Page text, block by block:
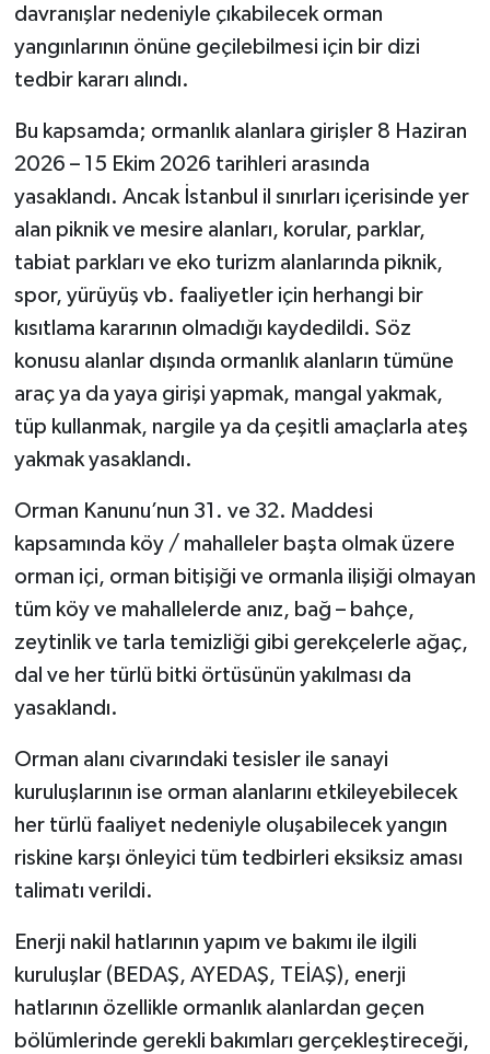
davranışlar nedeniyle çıkabilecek orman
yangınlarının önüne geçilebilmesi için bir dizi
tedbir kararı alındı.
Bu kapsamda; ormanlık alanlara girişler 8 Haziran
2026 – 15 Ekim 2026 tarihleri arasında
yasaklandı. Ancak İstanbul il sınırları içerisinde yer
alan piknik ve mesire alanları, korular, parklar,
tabiat parkları ve eko turizm alanlarında piknik,
spor, yürüyüş vb. faaliyetler için herhangi bir
kısıtlama kararının olmadığı kaydedildi. Söz
konusu alanlar dışında ormanlık alanların tümüne
araç ya da yaya girişi yapmak, mangal yakmak,
tüp kullanmak, nargile ya da çeşitli amaçlarla ateş
yakmak yasaklandı.
Orman Kanunu’nun 31. ve 32. Maddesi
kapsamında köy / mahalleler başta olmak üzere
orman içi, orman bitişiği ve ormanla ilişiği olmayan
tüm köy ve mahallelerde anız, bağ – bahçe,
zeytinlik ve tarla temizliği gibi gerekçelerle ağaç,
dal ve her türlü bitki örtüsünün yakılması da
yasaklandı.
Orman alanı civarındaki tesisler ile sanayi
kuruluşlarının ise orman alanlarını etkileyebilecek
her türlü faaliyet nedeniyle oluşabilecek yangın
riskine karşı önleyici tüm tedbirleri eksiksiz aması
talimatı verildi.
Enerji nakil hatlarının yapım ve bakımı ile ilgili
kuruluşlar (BEDAŞ, AYEDAŞ, TEİAŞ), enerji
hatlarının özellikle ormanlık alanlardan geçen
bölümlerinde gerekli bakımları gerçekleştireceği,